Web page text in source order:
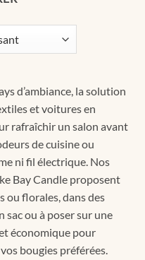
d’ambiance, la solution
et voitures en
rafraîchir un salon avant
de cuisine ou
ni fil électrique. Nos
Bay Candle proposent
ou florales, dans des
sac ou à poser sur une
économique pour
bougies préférées.